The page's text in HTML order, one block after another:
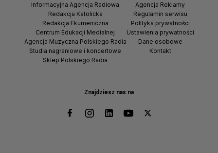
Znajdziesz nas na
Informacyjna Agencja Radiowa
Redakcja Katolicka
Redakcja Ekumeniczna
Centrum Edukacji Medialnej
Agencja Muzyczna Polskiego Radia
Studia nagraniowe i koncertowe
Sklep Polskiego Radia
Agencja Reklamy
Regulamin serwisu
Polityka prywatności
Ustawienia prywatności
Dane osobowe
Kontakt